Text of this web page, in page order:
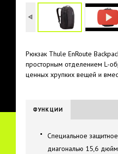
Рюкзак Thule EnRoute
просторным отделением L-
ценных хрупких вещей и
ФУНКЦИИ
Специальное
диагональю 15,6